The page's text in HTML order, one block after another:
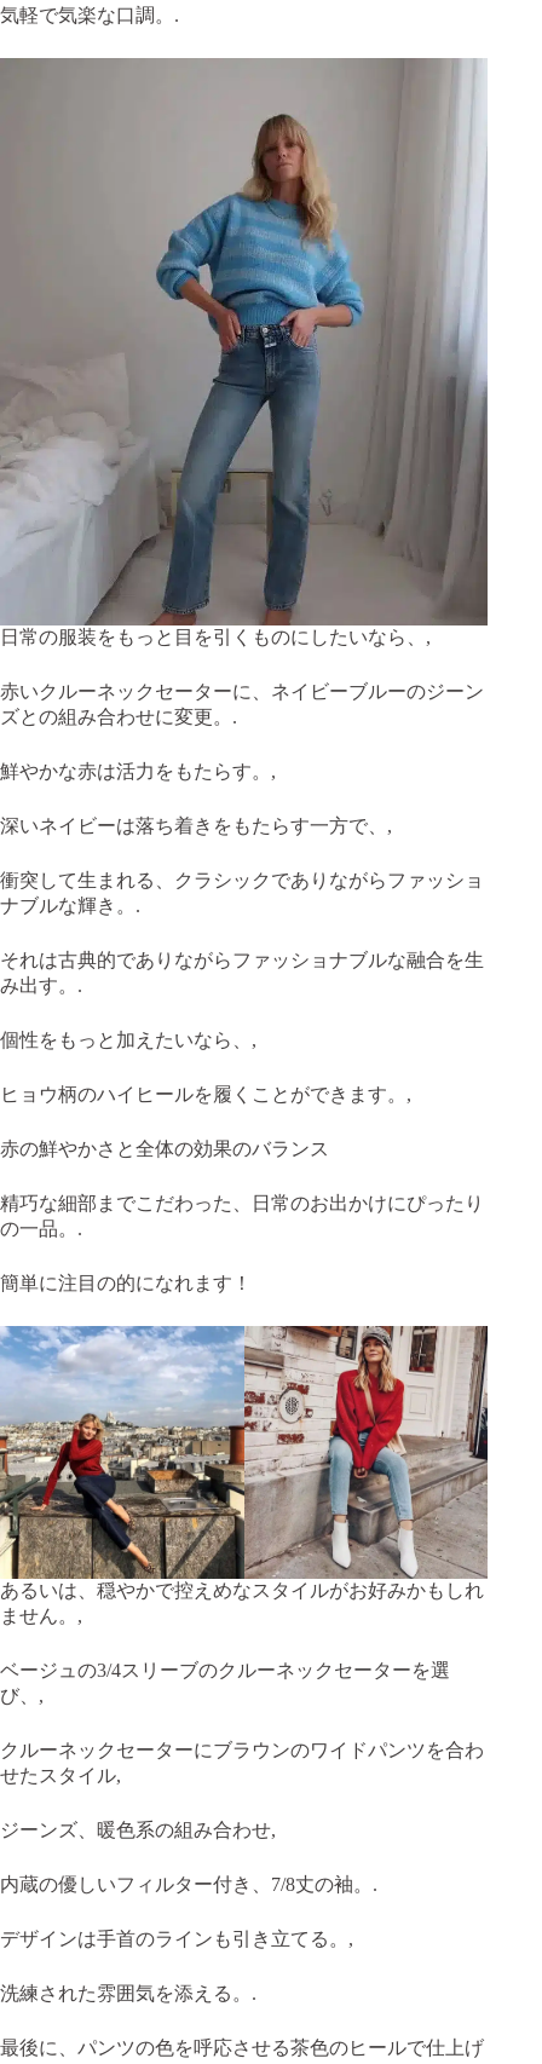
気軽で気楽な口調。.
日常の服装をもっと目を引くものにしたいなら、,
赤いクルーネックセーターに、ネイビーブルーのジーン
ズとの組み合わせに変更。.
鮮やかな赤は活力をもたらす。,
深いネイビーは落ち着きをもたらす一方で、,
衝突して生まれる、クラシックでありながらファッショ
ナブルな輝き。.
それは古典的でありながらファッショナブルな融合を生
み出す。.
個性をもっと加えたいなら、,
ヒョウ柄のハイヒールを履くことができます。,
赤の鮮やかさと全体の効果のバランス
精巧な細部までこだわった、日常のお出かけにぴったり
の一品。.
簡単に注目の的になれます！
あるいは、穏やかで控えめなスタイルがお好みかもしれ
ません。,
ベージュの3/4スリーブのクルーネックセーターを選
び、,
クルーネックセーターにブラウンのワイドパンツを合わ
せたスタイル,
ジーンズ、暖色系の組み合わせ,
内蔵の優しいフィルター付き、7/8丈の袖。.
デザインは手首のラインも引き立てる。,
洗練された雰囲気を添える。.
最後に、パンツの色を呼応させる茶色のヒールで仕上げ